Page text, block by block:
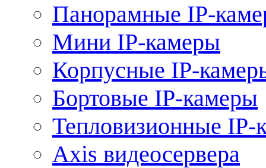
Панорамные IP-
Мини IP-камеры
Корпусные IP-
Бортовые IP-камеры
Тепловизионные IP-
Axis видеосервера